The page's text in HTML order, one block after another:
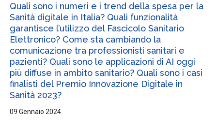
Quali sono i numeri e i trend della spesa per la
Sanità digitale in Italia? Quali funzionalità
garantisce l’utilizzo del Fascicolo Sanitario
Elettronico? Come sta cambiando la
comunicazione tra professionisti sanitari e
pazienti? Quali sono le applicazioni di AI oggi
più diffuse in ambito sanitario? Quali sono i casi
finalisti del Premio Innovazione Digitale in
Sanità 2023?
09 Gennaio 2024